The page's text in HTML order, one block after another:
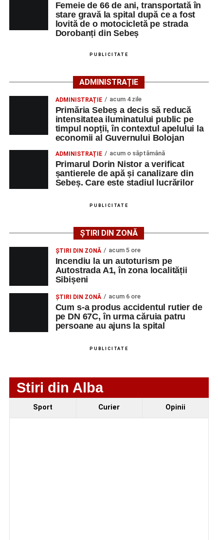
fi surprins și accidentat o femeie de 66 de ani, din Sebeș,
care traversa strada printr-un loc nepermis.
În urma impactului, femeia a suferit leziuni corporale
Motociclistul a fost testat cu aparatul etilotest, rezultatul
fiind negativ.
Polițiștii continuă cercetările pentru stabilirea tuturor
împrejurărilor în care s-a produs accidentul, în cadrul unui
dosar penal întocmit pentru săvârșirea infracțiunii de
vătămare corporală din culpă.
Ultimele știri din Sebeș
Incendiu la un autoturism pe Autostrada A1, în zona
localității Sibișeni
Școala de Fotbal Valea Frumoasei își întărește
lotul pentru noul sezon. Trei achiziții și performanțe
importante la nivel juvenil
urma căruia patru persoane au ajuns la spital
Femeie de 66 de ani, transportată în
stare gravă la spital după ce a fost
lovită de o motocicletă pe strada
Dorobanți din Sebeș
PUBLICITATE
ADMINISTRAȚIE
ADMINISTRAȚIE acum 4 zile
Primăria Sebeș a decis să reducă
intensitatea iluminatului public pe
timpul nopții, în contextul apelului la
economii al Guvernului Bolojan
ADMINISTRAȚIE acum o săptămână
Primarul Dorin Nistor a verificat
șantierele de apă și canalizare din
Sebeș. Care este stadiul lucrărilor
PUBLICITATE
ȘTIRI DIN ZONĂ
ȘTIRI DIN ZONĂ acum 5 ore
Incendiu la un autoturism pe
Autostrada A1, în zona localității
Sibișeni
ȘTIRI DIN ZONĂ acum 6 ore
Cum s-a produs accidentul rutier de
pe DN 67C, în urma căruia patru
persoane au ajuns la spital
PUBLICITATE
Stiri din Alba
Sport Curier Opinii